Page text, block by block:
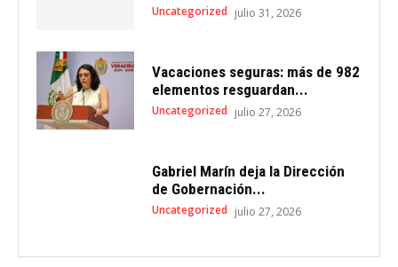
Uncategorized julio 31, 2026
Vacaciones seguras: más de 982
elementos resguardan...
Uncategorized julio 27, 2026
Gabriel Marín deja la Dirección
de Gobernación...
Uncategorized julio 27, 2026